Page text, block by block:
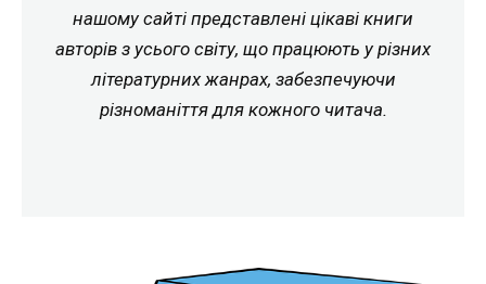
нашому сайті представлені цікаві книги
авторів з усього світу, що працюють у різних
літературних жанрах, забезпечуючи
різноманіття для кожного читача.